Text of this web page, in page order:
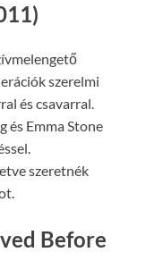
szerelmi
és csavarral.
és Emma Stone
szeretnék
Before